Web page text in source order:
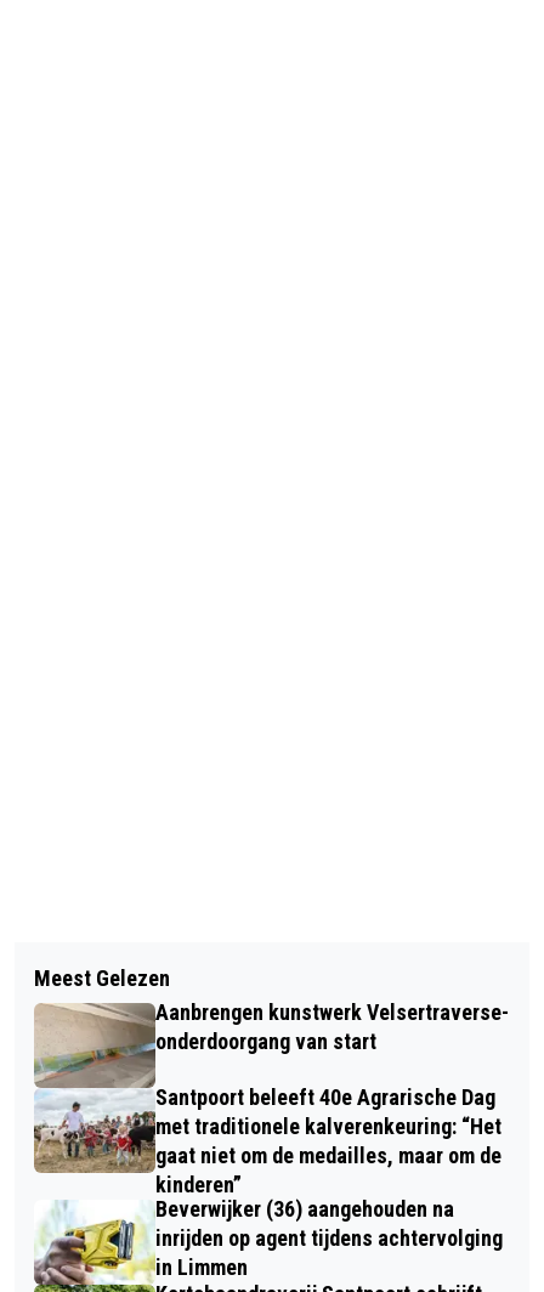
HOMMELS, HOMMELS EN NOG ‘R EENS
HOMMELS... IEDER JAAR WORDEN
HET ER MINDER!
NOVA COLLEGE HOTELSCHOOL OPENT
RESTAURANT KLASSE
Meest Gelezen
Aanbrengen kunstwerk Velsertraverse-
onderdoorgang van start
Santpoort beleeft 40e Agrarische Dag
met traditionele kalverenkeuring: “Het
gaat niet om de medailles, maar om de
kinderen”
Beverwijker (36) aangehouden na
inrijden op agent tijdens achtervolging
in Limmen